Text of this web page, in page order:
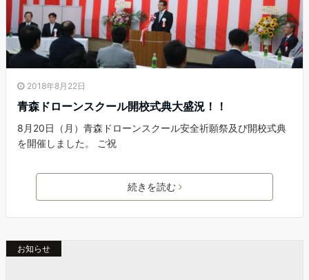
2018年8月22日
青森ドローンスクール開校式典大盛況！！
8月20日（月）青森ドローンスクール安全祈願祭及び開校式典
を開催しました。 ご祝
続きを読む
お知らせ